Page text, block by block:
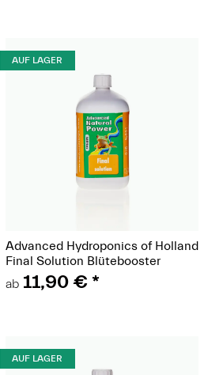
AUF LAGER
Advanced Hydroponics of Holland
Final Solution Blütebooster
ab 11,90 €*
AUF LAGER